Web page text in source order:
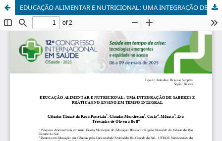
EDUCAÇÃO ALIMENTAR E NUTRICIONAL: UMA INTEGRAÇÃO DE SABERES E PRÁTICAS NO ENSINO EM TEMPO INTEGRAL